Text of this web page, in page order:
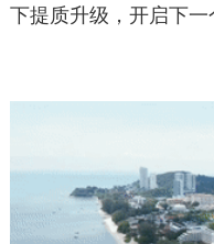
下提质升级，开启下一